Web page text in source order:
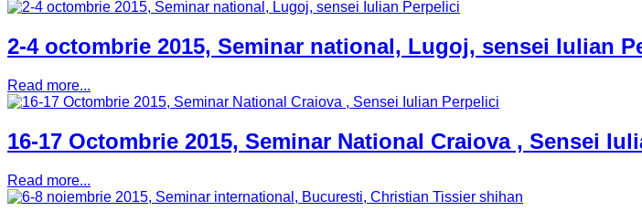
2-4 octombrie 2015, Seminar national, Lugoj, sensei Iulian
Read more...
16-17 Octombrie 2015, Seminar National Craiova , Sensei
Read more...